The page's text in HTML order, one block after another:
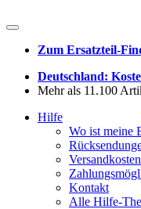
Zum Ersatzteil-
Deutschland:
Mehr als 11.100
Hilfe
Wo ist meine
Versandkosten
Kontakt
Alle Hilfe-